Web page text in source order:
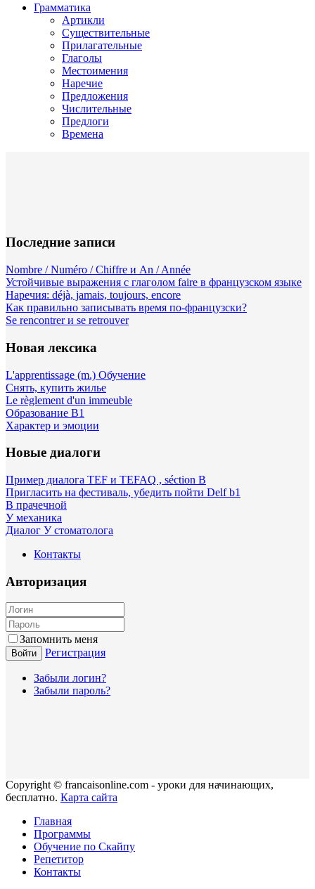
Грамматика
Артикли
Существительные
Прилагательные
Глаголы
Местоимения
Наречие
Предложения
Числительные
Предлоги
Времена
Последние записи
Nombre / Numéro / Chiffre и An / Année
Устойчивые выражения с глаголом faire в французском языке
Наречия: déjà, jamais, toujours, encore
Как правильно записывать время по-французски?
Se rencontrer и se retrouver
Новая лексика
L'apprentissage (m.) Обучение
Снять, купить жилье
Le règlement d'un immeuble
Образование B1
Характер и эмоции
Новые диалоги
Пример диалога TEF и TEFAQ , séction B
Пригласить на фестиваль, убедить пойти Delf b1
В прачечной
У механика
Диалог У стоматолога
Контакты
Авторизация
Запомнить меня
Войти Регистрация
Забыли логин?
Забыли пароль?
Copyright © francaisonline.com - уроки для начинающих,
бесплатно. Карта сайта
Главная
Программы
Обучение по Скайпу
Репетитор
Контакты